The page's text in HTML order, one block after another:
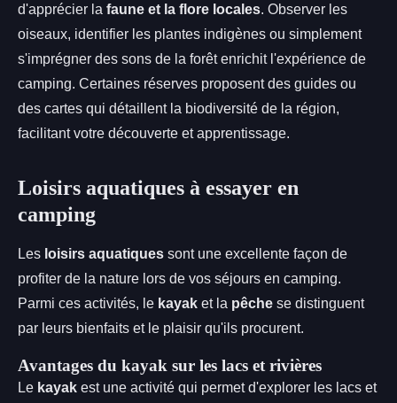
d'apprécier la faune et la flore locales. Observer les
oiseaux, identifier les plantes indigènes ou simplement
s'imprégner des sons de la forêt enrichit l'expérience de
camping. Certaines réserves proposent des guides ou
des cartes qui détaillent la biodiversité de la région,
facilitant votre découverte et apprentissage.
Loisirs aquatiques à essayer en
camping
Les loisirs aquatiques sont une excellente façon de
profiter de la nature lors de vos séjours en camping.
Parmi ces activités, le kayak et la pêche se distinguent
par leurs bienfaits et le plaisir qu'ils procurent.
Avantages du kayak sur les lacs et rivières
Le kayak est une activité qui permet d'explorer les lacs et